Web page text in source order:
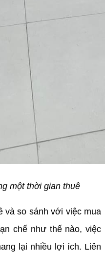
một thời gian thuê
và so sánh với việc mua
chế như thế nào, việc
lại nhiều lợi ích. Liên